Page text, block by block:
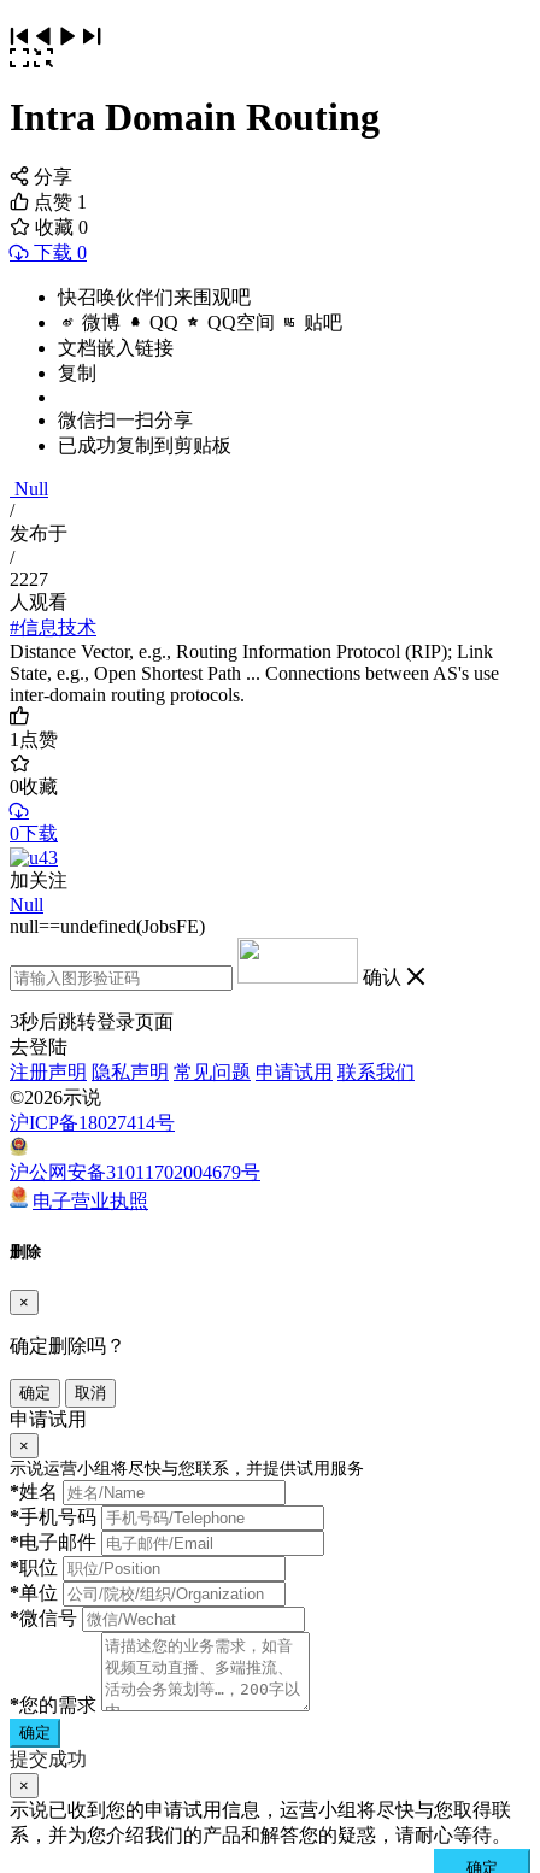
Intra Domain Routing
分享
点赞 1
收藏 0
下载 0
快召唤伙伴们来围观吧
微博 QQ QQ空间 贴吧
文档嵌入链接
复制
微信扫一扫分享
已成功复制到剪贴板
Null
/
发布于
/
2227
人观看
#信息技术
Distance Vector, e.g., Routing Information Protocol (RIP); Link
State, e.g., Open Shortest Path ... Connections between AS's use
inter-domain routing protocols.
1点赞
0收藏
0下载
加关注
Null
null==undefined(JobsFE)
确认
3秒后跳转登录页面
去登陆
注册声明 隐私声明 常见问题 申请试用 联系我们
©2026示说
沪ICP备18027414号
沪公网安备31011702004679号
电子营业执照
删除
×
确定删除吗？
确定 取消
申请试用
×
示说运营小组将尽快与您联系，并提供试用服务
*姓名
*手机号码
*电子邮件
*职位
*单位
*微信号
*您的需求
确定
提交成功
×
示说已收到您的申请试用信息，运营小组将尽快与您取得联
系，并为您介绍我们的产品和解答您的疑惑，请耐心等待。
确定